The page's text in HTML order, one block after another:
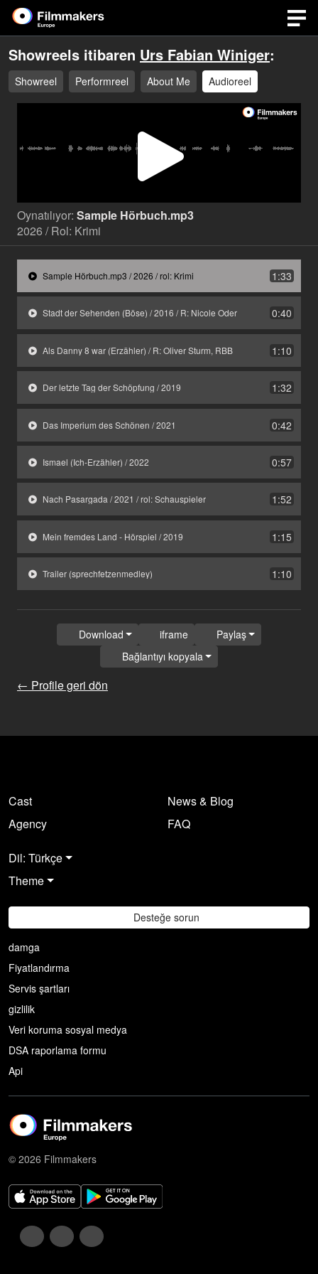
Showreels itibaren Urs Fabian Winiger:
Showreel Performreel About Me Audioreel
Oynat
Oynatılıyor: Sample Hörbuch.mp3
2026 / Rol: Krimi
Sample Hörbuch.mp3 / 2026 / rol: Krimi 1:33
Stadt der Sehenden (Böse) / 2016 / R: Nicole Oder 0:40
Als Danny 8 war (Erzähler) / R: Oliver Sturm, RBB 1:10
Der letzte Tag der Schöpfung / 2019 1:32
Das Imperium des Schönen / 2021 0:42
Ismael (Ich-Erzähler) / 2022 0:57
Nach Pasargada / 2021 / rol: Schauspieler 1:52
Mein fremdes Land - Hörspiel / 2019 1:15
Trailer (sprechfetzenmedley) 1:10
← Profile geri dön
Download iframe
Paylaş
Bağlantıyı kopyala
Cast
Agency
News & Blog
FAQ
Dil: Türkçe
Theme
Desteğe sorun
damga
Fiyatlandırma
Servis şartları
gizlilik
Veri koruma sosyal medya
DSA raporlama formu
Api
© 2026 Filmmakers